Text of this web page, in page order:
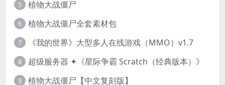
5 植物大战僵尸
6 植物大战僵尸全套素材包
7 《我的世界》大型多人在线游戏（MMO）v1.7
8 超级服务器 ✦《星际争霸 Scratch（经典版本）》
9 植物大战僵尸【中文复刻版】